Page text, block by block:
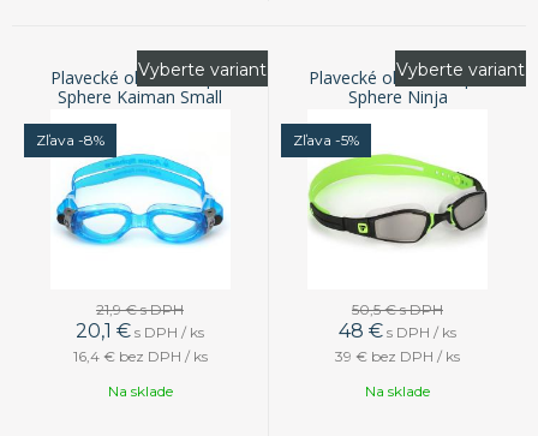
Plavecké okuliare Aqua
Sphere Kaiman Small
Zľava -8%
21,9 €s DPH
20,1 € s DPH / ks
16,4 € bez DPH / ks
Vyberte variant
Na sklade
Plavecké okuliare Aqua
Sphere Ninja
Zľava -5%
50,5 €s DPH
48 € s DPH / ks
39 € bez DPH / ks
Vyberte variant
Na sklade